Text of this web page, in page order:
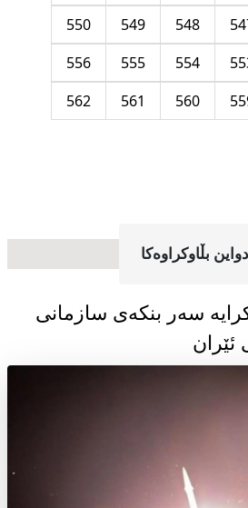
548
549
550
554
555
556
560
561
562
دواین بڵاوکراوه‌کا
سەر بنکەی سازمانی
ئێران